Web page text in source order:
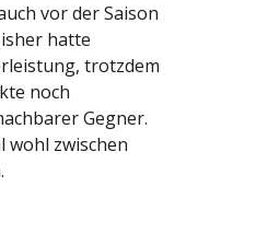
vor der Saison
hatte
trotzdem
noch
Gegner.
wohl zwischen